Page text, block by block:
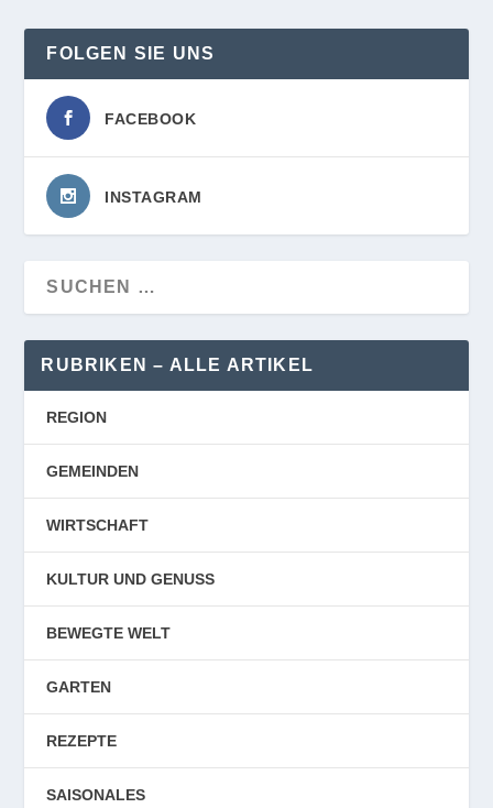
FOLGEN SIE UNS
FACEBOOK
INSTAGRAM
RUBRIKEN – ALLE ARTIKEL
REGION
GEMEINDEN
WIRTSCHAFT
KULTUR UND GENUSS
BEWEGTE WELT
GARTEN
REZEPTE
SAISONALES